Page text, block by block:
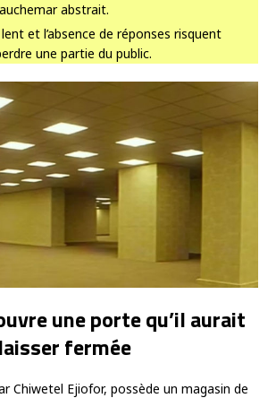
abstrait.
et l’absence de réponses risquent
une partie du public.
une porte qu’il aurait
fermée
Chiwetel Ejiofor, possède un magasin de